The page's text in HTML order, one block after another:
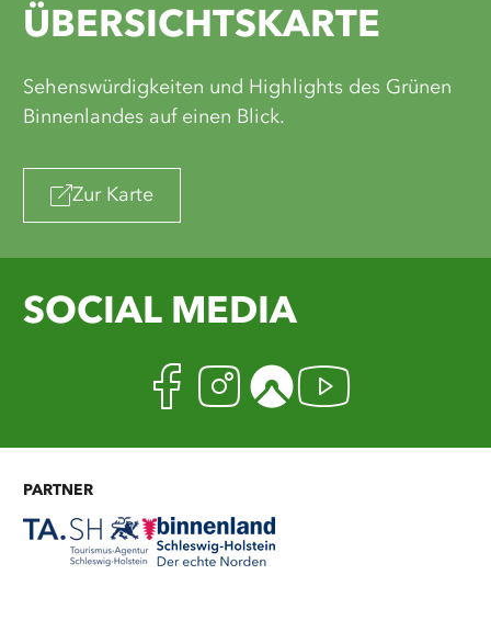
ÜBERSICHTSKARTE
Sehenswürdigkeiten und Highlights des Grünen
Binnenlandes auf einen Blick.
Zur Karte
SOCIAL MEDIA
Facebook
Instagram
Komoot
PARTNER